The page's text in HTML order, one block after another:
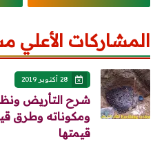
المشاركات الأعلي
28 أكتوبر 2019
شرح التأريض
ومكوناته وطرق
قيمتها